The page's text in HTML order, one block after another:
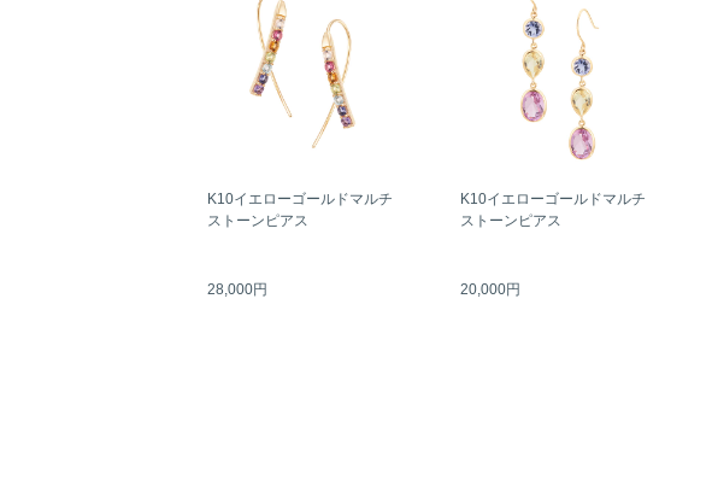
K10イエローゴールドマルチ
ストーンピアス
28,000円
K10イエローゴールドマルチ
ストーンピアス
20,000円